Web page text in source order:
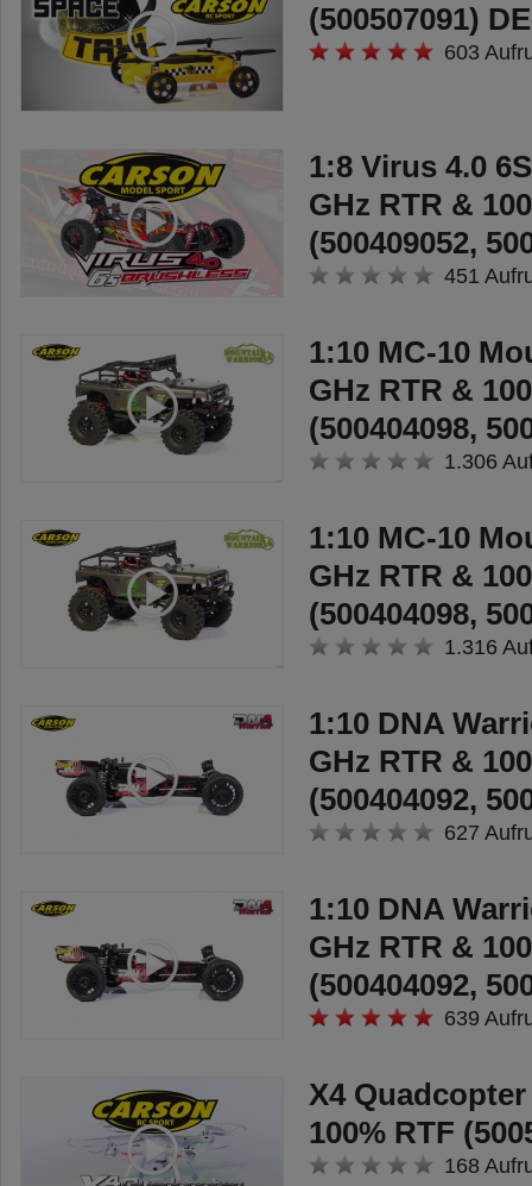
(500507091) DE
603
1:8 Virus 4.0
GHz RTR &
(500409052,
451
1:10 MC-10
GHz RTR &
(500404098,
1.306
1:10 MC-10
GHz RTR &
(500404098,
1.316
1:10 DNA
GHz RTR &
(500404092,
627
1:10 DNA
GHz RTR &
(500404092,
639
X4 Quadcopter
100% RTF
168